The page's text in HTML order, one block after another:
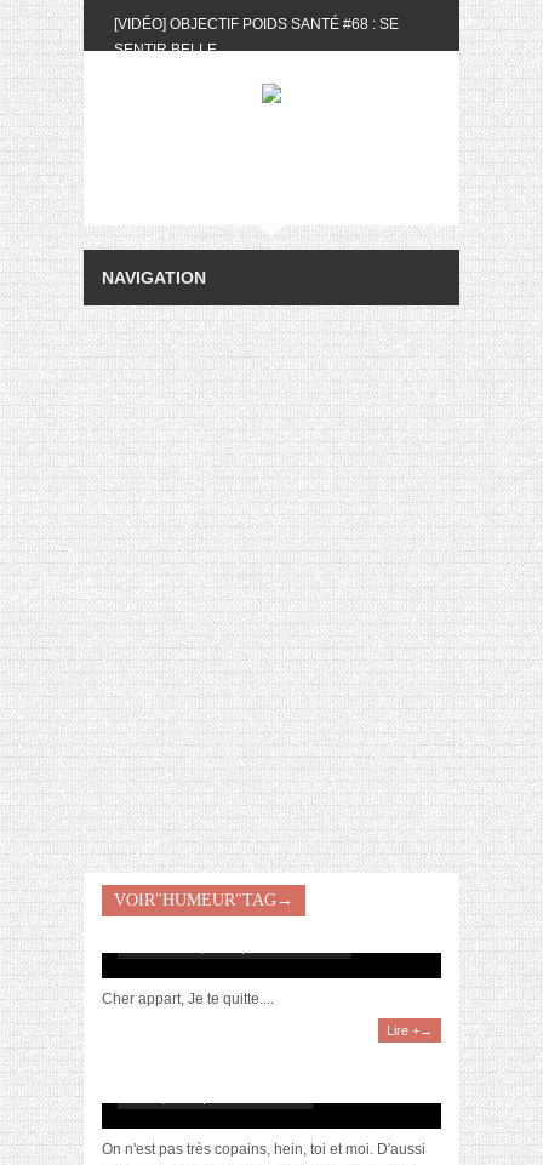
[VIDÉO] OBJECTIF POIDS SANTÉ #68 : SE
SENTIR BELLE
[VIDÉO] QUITOQUE #10 : MEAL PREP &
CONVIVIALITÉ
[VIDÉO] UNBOXING : LES MY LITTLE &
BIOTYFULL BOX DU MOIS D’AVRIL 2024
FEAT. AKILA
[VIDÉO] OBJECTIF POIDS SANTÉ #67 : L’AVIS
DES AUTRES, CE N’EST QUE LA VIE DES
AUTRES
[VIDÉO] UNBOXING : LES MY LITTLE &
BIOTYFULL BOX DES MOIS DE FÉVRIER ET
MARS 2024 FEAT. AKILA
[VIDÉO] LA SÉLECTION DU MOIS
#JANVIER2024
[VIDÉO] HELLOFRESH #34 : IDÉES
RECETTES RISOTTO
VOIR"HUMEUR"TAG→
Lettre à mon (ancien) appartement
Cher appart, Je te quitte....
Lire +→
On n'est pas très copains, hein, toi et moi. D'aussi